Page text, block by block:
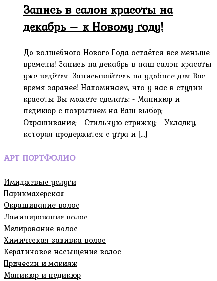
Запись в салон красоты на
декабрь – к Новому году!
До волшебного Нового Года остаётся все меньше
времени! Запись на декабрь в наш салон красоты
уже ведётся. Записывайтесь на удобное для Вас
время заранее! Напоминаем, что у нас в студии
красоты Вы можете сделать: - Маникюр и
педикюр с покрытием на Ваш выбор; -
Окрашивание; - Стильную стрижку; - Укладку,
которая продержится с утра и [...]
АРТ ПОРТФОЛИО
Имиджевые услуги
Парикмахерская
Окрашивание волос
Ламинирование волос
Мелирование волос
Химическая завивка волос
Кератиновое насыщение волос
Прически и макияж
Маникюр и педикюр